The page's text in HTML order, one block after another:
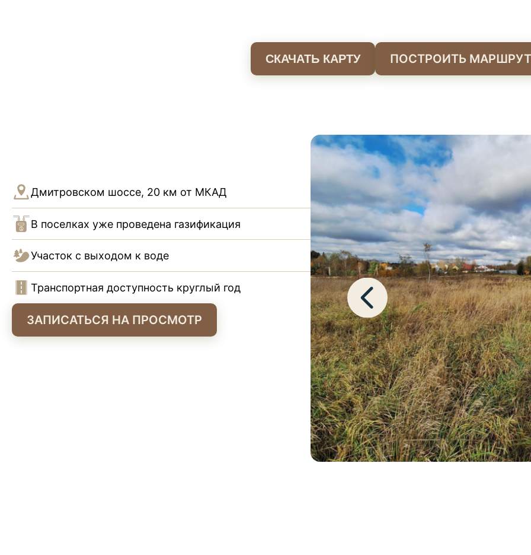
СКАЧАТЬ КАРТУ ПОСТРОИТЬ МАРШРУТ
Дмитровском шоссе, 20 км от МКАД
В поселках уже проведена газификация
Участок с выходом к воде
Транспортная доступность круглый год
ЗАПИСАТЬСЯ НА ПРОСМОТР